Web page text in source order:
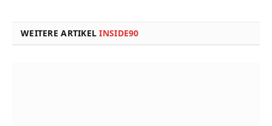
WEITERE ARTIKELINSIDE90